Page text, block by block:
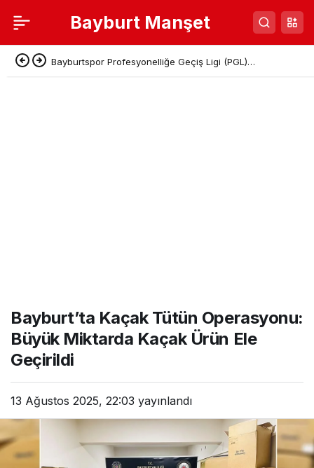
Bayburt Manşet
Bayburtspor Profesyonelliğe Geçiş Ligi (PGL)
Bayburt’ta Kaçak Tütün Operasyonu:
Büyük Miktarda Kaçak Ürün Ele
Geçirildi
13 Ağustos 2025, 22:03 yayınlandı